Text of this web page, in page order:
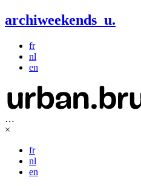
archiweekends u.
fr
nl
en
…
×
fr
nl
en